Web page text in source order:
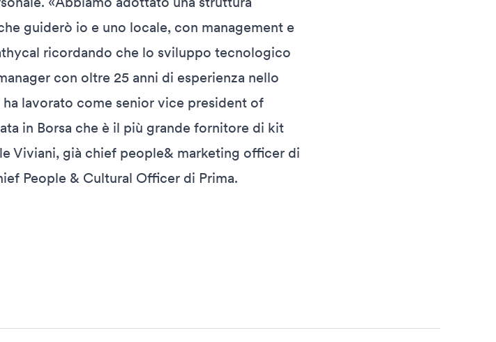
guiderò io e uno locale, con management e
ricordando che lo sviluppo tecnologico
con oltre 25 anni di esperienza nello
lavorato come senior vice president of
in Borsa che è il più grande fornitore di kit
Viviani, già chief people& marketing officer di
People & Cultural Officer di Prima.